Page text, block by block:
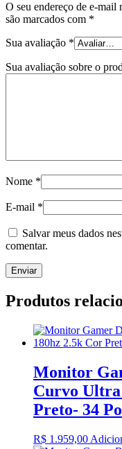
O seu endereço de e-mail
são marcados com *
Sua avaliação *
Sua avaliação sobre o
Nome *
E-mail *
Salvar meus dados
comentar.
Produtos
Monitor
Curvo Ultra
Preto- 34
R$ 1.959,00